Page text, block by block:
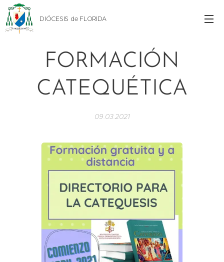
DIÓCESIS de FLORIDA
FORMACIÓN
CATEQUÉTICA
09.03.2021